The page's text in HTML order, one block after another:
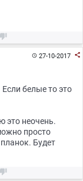

27-10-2017 
белые то это
это неочень.
просто
Будет
